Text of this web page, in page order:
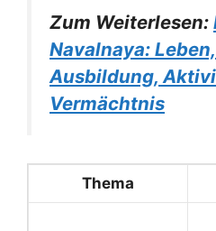
Zum Weiterlesen:
Navalnaya:
Ausbildung,
Vermächtnis
Thema